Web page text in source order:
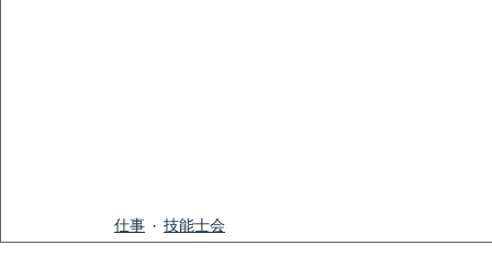
仕事 技能士会